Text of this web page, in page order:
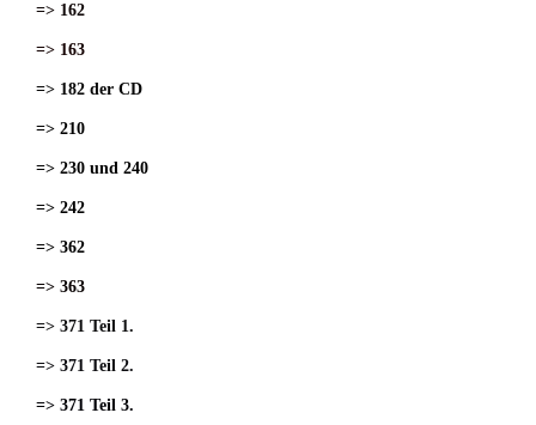
=> 162
=> 163
=> 182 der CD
=> 210
=> 230 und 240
=> 242
=> 362
=> 363
=> 371 Teil 1.
=> 371 Teil 2.
=> 371 Teil 3.